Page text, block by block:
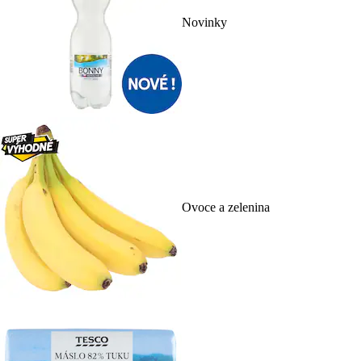
Novinky
Ovoce a zelenina